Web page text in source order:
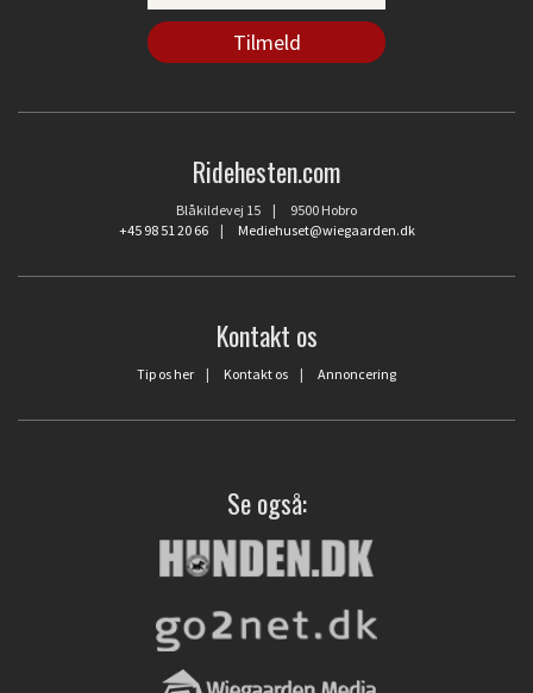
Ridehesten.com
Blåkildevej 15 | 9500 Hobro
+45 98 51 20 66| Mediehuset@wiegaarden.dk
Kontakt os
Tip os her | Kontakt os | Annoncering
Se også: